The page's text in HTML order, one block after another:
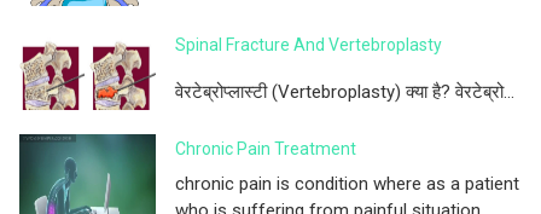
Spinal Fracture And Vertebroplasty
वेरटेब्रोप्लास्टी (Vertebroplasty) क्या है? वेरटेब्रो...
Chronic Pain Treatment
chronic pain is condition where as a patient